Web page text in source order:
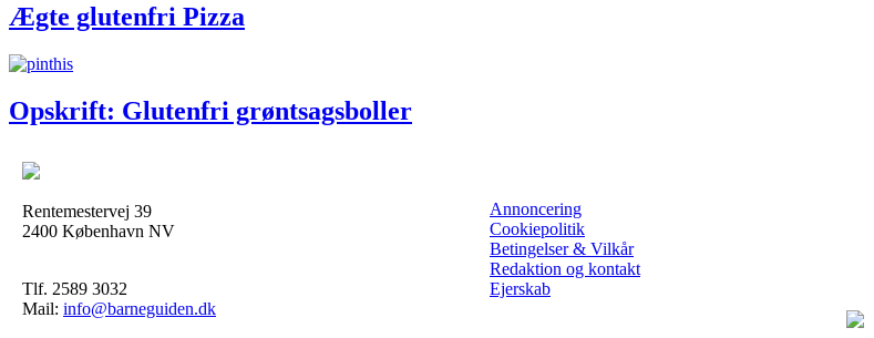
Ægte glutenfri Pizza
Opskrift: Glutenfri grøntsagsboller
Rentemestervej 39
2400 København NV
Tlf. 2589 3032
Mail: info@barneguiden.dk
Annoncering
Cookiepolitik
Betingelser & Vilkår
Redaktion og kontakt
Ejerskab